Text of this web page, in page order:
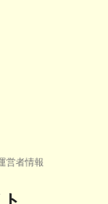
営者情報